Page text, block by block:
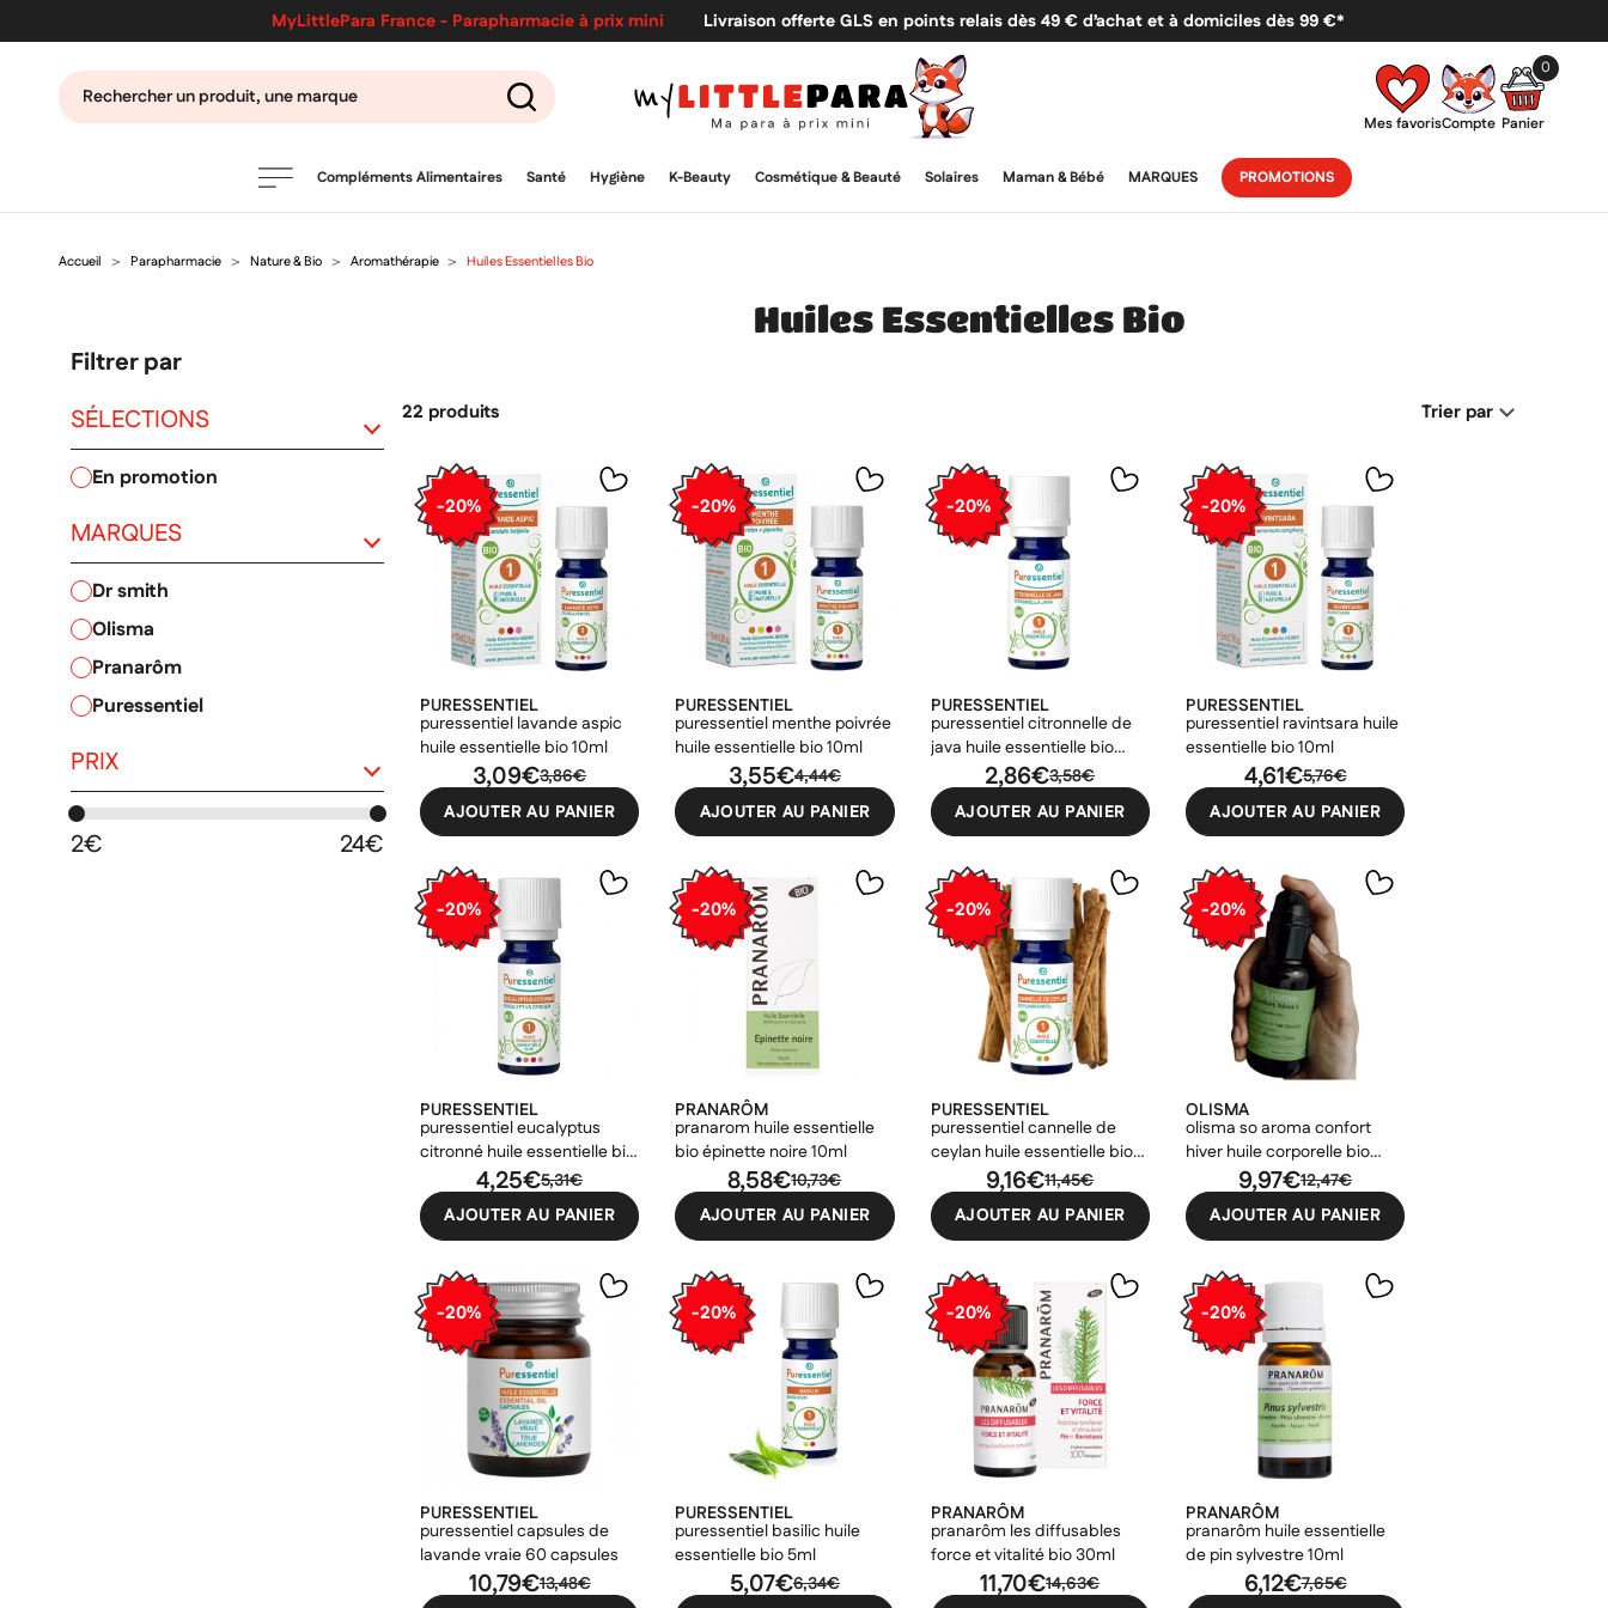
MyLittlePara France - Parapharmacie à prix mini Livraison offerte GLS en points relais dès 49 € d’achat et à domiciles dès 99 €*
CATÉGORIES
PRODUITS
Mes favorisCompte
0
Panier
Compléments Alimentaires Santé Hygiène K-Beauty Cosmétique & Beauté Solaires Maman & Bébé MARQUES PROMOTIONS
Accueil Parapharmacie Nature & Bio Aromathérapie Huiles Essentielles Bio
Filtrer par
SÉLECTIONS
en promotion
MARQUES
dr smith
olisma
pranarôm
puressentiel
PRIX
2€ 24€
Huiles Essentielles Bio
22 produits Trier par
-20%
PURESSENTIEL
puressentiel lavande aspic
huile essentielle bio 10ml
3,86€
3,09€
AJOUTER AU PANIER
-20%
PURESSENTIEL
puressentiel menthe poivrée
huile essentielle bio 10ml
4,44€
3,55€
AJOUTER AU PANIER
-20%
PURESSENTIEL
puressentiel citronnelle de
java huile essentielle bio
3,58€
2,86€
AJOUTER AU PANIER
-20%
PURESSENTIEL
puressentiel ravintsara huile
essentielle bio 10ml
5,76€
4,61€
AJOUTER AU PANIER
-20%
PURESSENTIEL
puressentiel eucalyptus
citronné huile essentielle bio
5,31€
4,25€
AJOUTER AU PANIER
-20%
PRANARÔM
pranarom huile essentielle
bio épinette noire 10ml
10,73€
8,58€
AJOUTER AU PANIER
-20%
PURESSENTIEL
puressentiel cannelle de
ceylan huile essentielle bio
11,45€
9,16€
AJOUTER AU PANIER
-20%
OLISMA
olisma so aroma confort
hiver huile corporelle bio
12,47€
9,97€
AJOUTER AU PANIER
-20%
PURESSENTIEL
puressentiel capsules de
lavande vraie 60 capsules
13,48€
10,79€
-20%
PURESSENTIEL
puressentiel basilic huile
essentielle bio 5ml
6,34€
5,07€
-20%
PRANARÔM
pranarôm les diffusables
force et vitalité bio 30ml
14,63€
11,70€
-20%
PRANARÔM
pranarôm huile essentielle
de pin sylvestre 10ml
7,65€
6,12€